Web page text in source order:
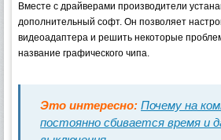
Вместе с драйверами производители
дополнительный софт. Он позволяет
видеоадаптера и решить некоторые
название графического чипа.
Это интересно: Почему на
постоянно сбивается время и